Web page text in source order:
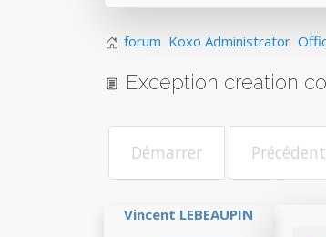
forum Koxo Administrator
Exception creation
Démarrer Précédent
Vincent LEBEAUPIN